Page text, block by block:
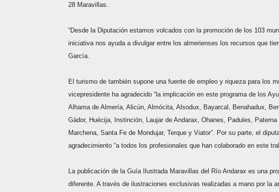
28 Maravillas.
“Desde la Diputación estamos volcados con la promoción de los 103
iniciativa nos ayuda a divulgar entre los almerienses los recursos que
García.
El turismo de también supone una fuente de empleo y riqueza para los
vicepresidente ha agradecido “la implicación en este programa de los
Alhama de Almería, Alicún, Almócita, Alsodux, Bayarcal, Benahadux,
Gádor, Huécija, Instinción, Laujar de Andarax, Ohanes, Padules,
Marchena, Santa Fe de Mondujar, Terque y Viator”. Por su parte, el
agradecimiento “a todos los profesionales que han colaborado en este
La publicación de la Guía Ilustrada Maravillas del Río Andarax es una
diferente. A través de ilustraciones exclusivas realizadas a mano por la